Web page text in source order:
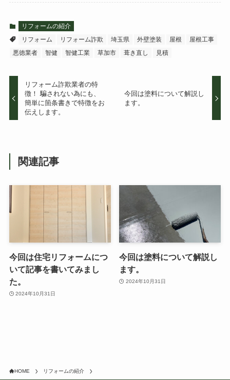
リフォームの紹介
リフォーム
リフォーム詐欺 埼玉県 外壁塗装 屋根
屋根工事
悪徳業者
智健 智健工業 草加市 葺き直し 見積
リフォーム詐欺業者の特
徴！ 騙されない為にも、
簡単に箇条書きで特徴をお
伝えします。
今回は塗料について解説し
ます。
関連記事
今回は住宅リフォームにつ
いて記事を書いてみまし
た。
2024年10月31日
今回は塗料について解説し
ます。
2024年10月31日
HOME リフォームの紹介